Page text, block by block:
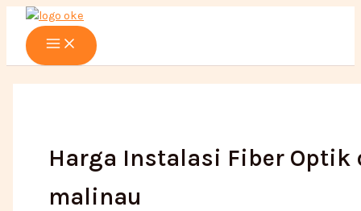
Lewati
konten
Main
Menu
Harga Instalasi Fiber Optik
malinau